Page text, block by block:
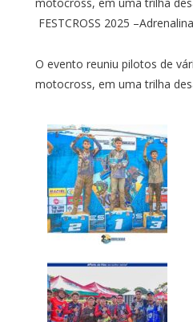
FESTCROSS 2025
O evento reuniu pilotos de
motocross, em uma trilha